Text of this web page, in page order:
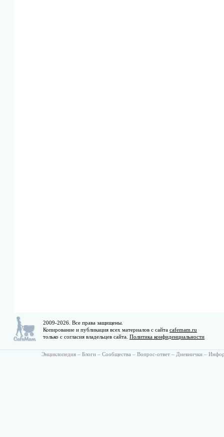
2009-2026. Все права защищены.
Копирование и публикация всех материалов с сайта cafemam.ru
только с согласия владельцев сайта. Политика конфиденциальности
Энциклопедия – Блоги – Сообщества – Вопрос-ответ – Дневнички –